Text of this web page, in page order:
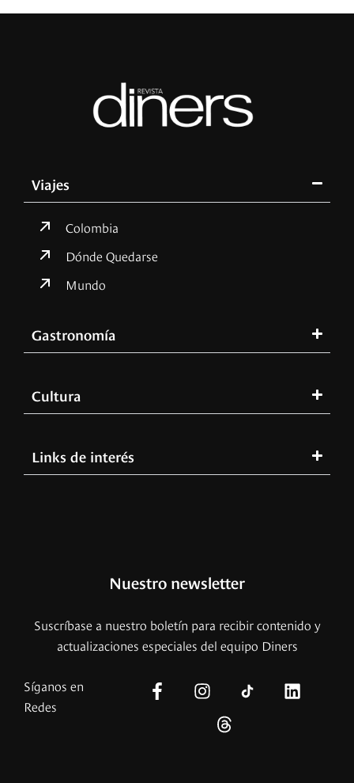
Viajes
Colombia
Dónde Quedarse
Mundo
Gastronomía
Cultura
Links de interés
Nuestro newsletter
Suscríbase a nuestro boletín para recibir contenido y
actualizaciones especiales del equipo Diners
Síganos en
Redes